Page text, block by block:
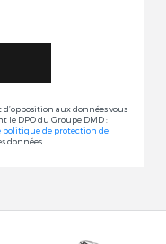
aux données vous
le DPO du Groupe DMD :
politique de protection de
données.